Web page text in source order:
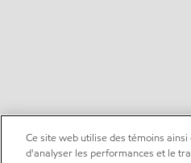
Ce site web utilise des témoins
d'analyser les performances et le